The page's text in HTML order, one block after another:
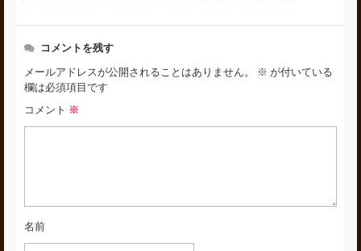
コメントを残す
メールアドレスが公開されることはありません。 ※ が付いている
欄は必須項目です
コメント ※
名前